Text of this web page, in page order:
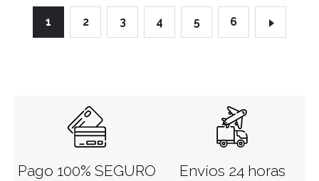
1 2 3 4 5 6
Pago 100% SEGURO Envíos 24 horas